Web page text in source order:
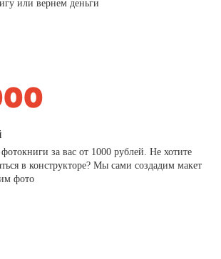
или вернем деньги
за вас от 1000 рублей. Не хотите
в конструкторе? Мы сами создадим макет
фото